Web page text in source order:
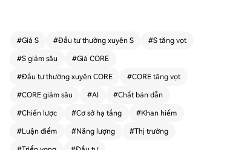
m chính: 1) Sức mạnh tính toán AI (chip GPU từ
và 3) Cơ sở hạ tầng năng lượng (GE Vernova...).
Lý do là cuộc cách mạng AI tạo ra nhu cầu khổn
ghệ, chuỗi sản xuất và thời gian. Về bối cảnh vĩ
mô, Tom Lee nhận định giá dầu có thể đã đỉnh.
Việc giá dầu giảm giúp giảm áp lực lạm phát, củ
#Giá S #Đầu tư thường xuyên S #S tăng vọt
#S giảm sâu #Giá CORE
#Đầu tư thường xuyên CORE #CORE tăng vọt
#CORE giảm sâu #AI #Chất bán dẫn
#Chiến lược #Cơ sở hạ tầng #Khan hiếm
#Luận điểm #Năng lượng #Thị trường